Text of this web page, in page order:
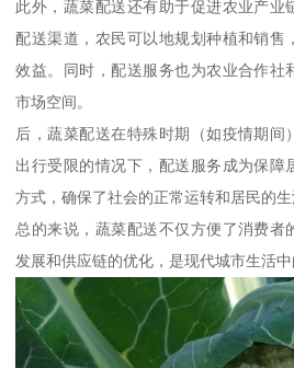
此外，蔬菜配送还有助于促进农业产业
配送渠道，农民可以地规划种植和销售
效益。同时，配送服务也为农业合作社
市场空间。
后，蔬菜配送在特殊时期（如疫情期间
出行受限的情况下，配送服务成为保障
方式，确保了社会的正常运转和居民的生
总的来说，蔬菜配送不仅方便了消费者
发展和供应链的优化，是现代城市生活中